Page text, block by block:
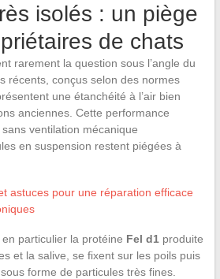
isolés : un piège
de chats
rarement la question sous l’angle du
récents, conçus selon des normes
une étanchéité à l’air bien
anciennes. Cette performance
ventilation mécanique
en suspension restent piégées à
astuces pour une réparation efficace
particulier la protéine Fel d1 produite
et la salive, se fixent sur les poils puis
forme de particules très fines.